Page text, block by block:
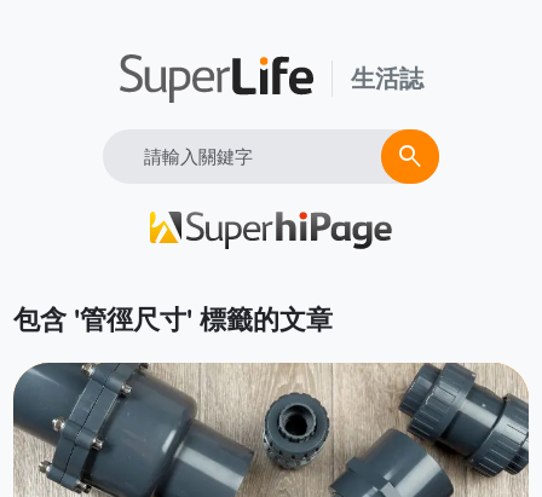
生活誌
Search search
包含 '管徑尺寸' 標籤的文章